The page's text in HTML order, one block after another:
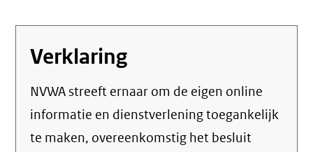
Verklaring
NVWA streeft ernaar om de eigen online
informatie en dienstverlening toegankelijk
te maken, overeenkomstig het besluit